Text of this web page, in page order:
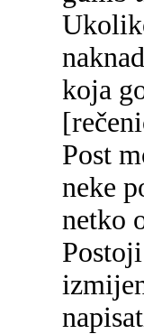
koja
Post
neke
netko